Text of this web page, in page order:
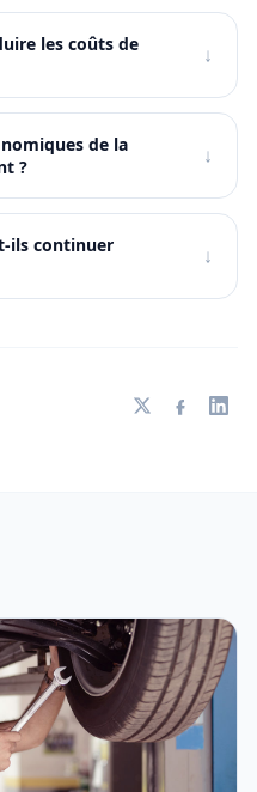
les coûts de
↓
de la
?
↓
ils continuer
↓